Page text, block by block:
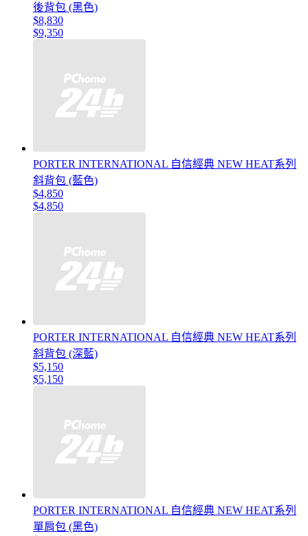
後背包 (黑色)
$8,830
$9,350
PORTER INTERNATIONAL 自信經典 NEW HEAT系列
斜背包 (藍色)
$4,850
$4,850
PORTER INTERNATIONAL 自信經典 NEW HEAT系列
斜背包 (深藍)
$5,150
$5,150
PORTER INTERNATIONAL 自信經典 NEW HEAT系列
單肩包 (黑色)